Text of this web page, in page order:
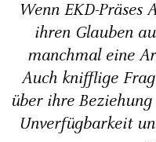
Wenn EKD-Präses
ihren Glauben
manchmal eine
Auch knifflige
über ihre
Unverfügbarkeit